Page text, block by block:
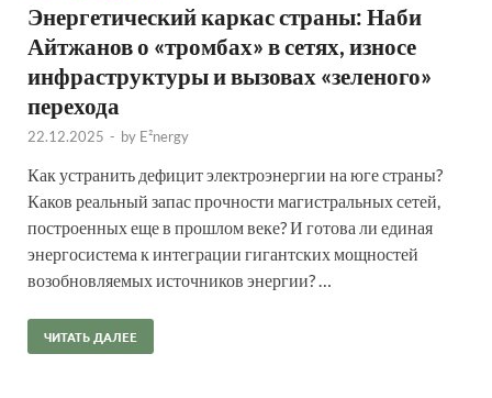
Энергетический каркас страны: Наби
Айтжанов о «тромбах» в сетях, износе
инфраструктуры и вызовах «зеленого»
перехода
22.12.2025 - by E²nergy
Как устранить дефицит электроэнергии на юге страны?
Каков реальный запас прочности магистральных сетей,
построенных еще в прошлом веке? И готова ли единая
энергосистема к интеграции гигантских мощностей
возобновляемых источников энергии? …
ЧИТАТЬ ДАЛЕЕ